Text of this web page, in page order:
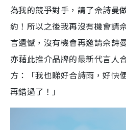
為我的競爭對手，請了佘詩曼
約！所以之後我再沒有機會請
言遺憾，沒有機會再邀請佘詩
亦藉此推介品牌的最新代言人
方：「我也睇好合詩雨，好快
再錯過了！」